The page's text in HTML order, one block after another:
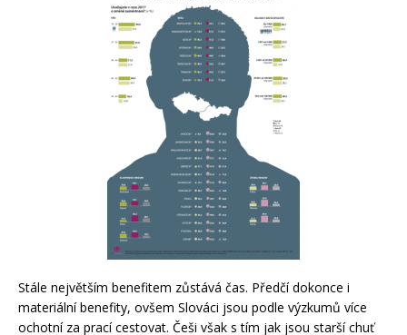
Stále největším benefitem zůstává čas. Předčí dokonce i
materiální benefity, ovšem Slováci jsou podle výzkumů více
ochotní za prací cestovat. Češi však s tím jak jsou starší chuť